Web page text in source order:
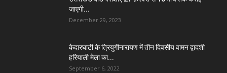
जाएगी...
December 29, 2023
केदारघाटी के त्रियुगीनारायण में तीन दिवसीय वामन द्वादशी
हरियाली मेला का...
September 6, 2022